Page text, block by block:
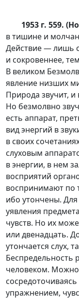
1953 г. 559.
в тишине и
Действие — лишь
и сокровеннее,
В великом
явление низших
Природа звучит, и
Но безмолвно
есть аппарат,
вид энергий в
в своих
слуховым
в энергии, в нем
восприятий
воспринимают по
ибо утончены.
уявления
чувств. Но их
или двенадцать.
утончается слух,
Беспредельность
человеком. Можно
упражнением,